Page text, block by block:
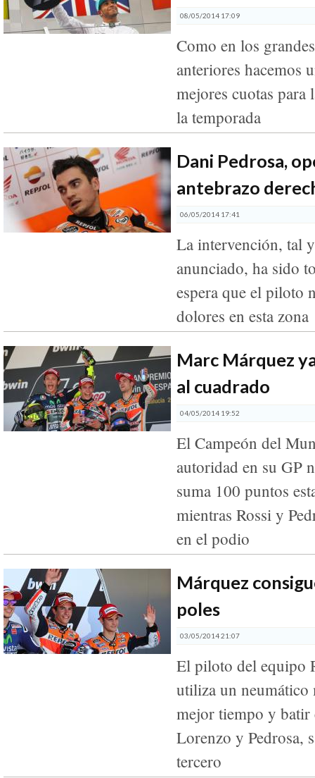
08/05/2014 17:09
Como en los
anteriores hacemos
mejores cuotas para
la temporada
Dani Pedrosa,
antebrazo
06/05/2014 17:41
La intervención, tal
anunciado, ha sido
espera que el piloto
dolores en esta zona
Marc Márquez
al cuadrado
04/05/2014 19:52
El Campeón del
autoridad en su GP
suma 100 puntos
mientras Rossi y
en el podio
Márquez
poles
03/05/2014 21:07
El piloto del equipo
utiliza un neumático
mejor tiempo y batir
Lorenzo y Pedrosa,
tercero